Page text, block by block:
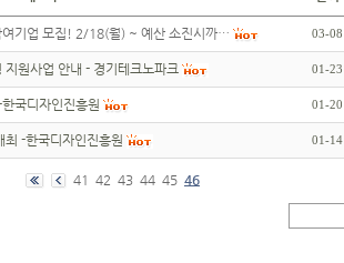
기업 모집! 2/18(월) ~ 예산 소진시까… 03-08
원사업 안내 - 경기테크노파크 01-23
국디자인진흥원 01-20
-한국디자인진흥원 01-14
41 42 43 44 45 46